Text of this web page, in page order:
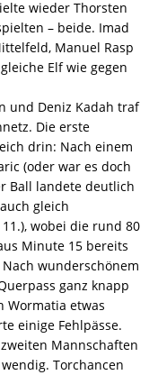
wieder Thorsten
– beide. Imad
Manuel Rasp
Elf wie gegen
und Deniz Kadah traf
Die erste
drin: Nach einem
(oder war es doch
Ball landete deutlich
gleich
wobei die rund 80
Minute 15 bereits
wunderschönem
ganz knapp
Wormatia etwas
einige Fehlpässe.
Mannschaften
Torchancen